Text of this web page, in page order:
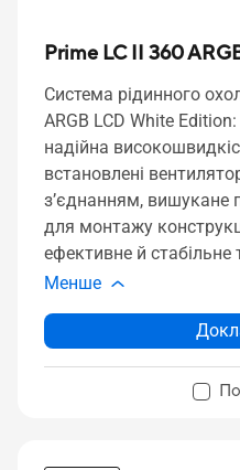
Prime LC II 360
Система рідинного
ARGB LCD White
надійна
встановлені
з’єднанням, вишукане
для монтажу
ефективне й стабільне
Менше